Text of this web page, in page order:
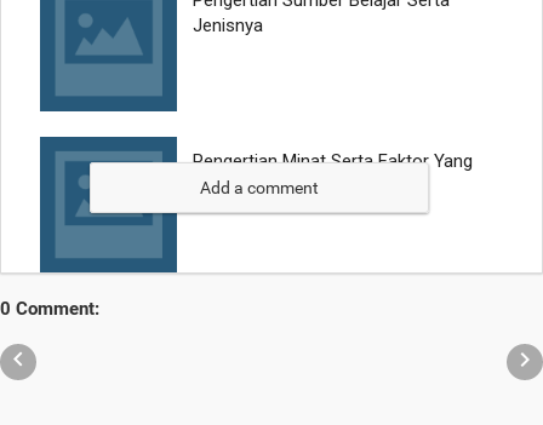
Add a comment
0 Comment:
 